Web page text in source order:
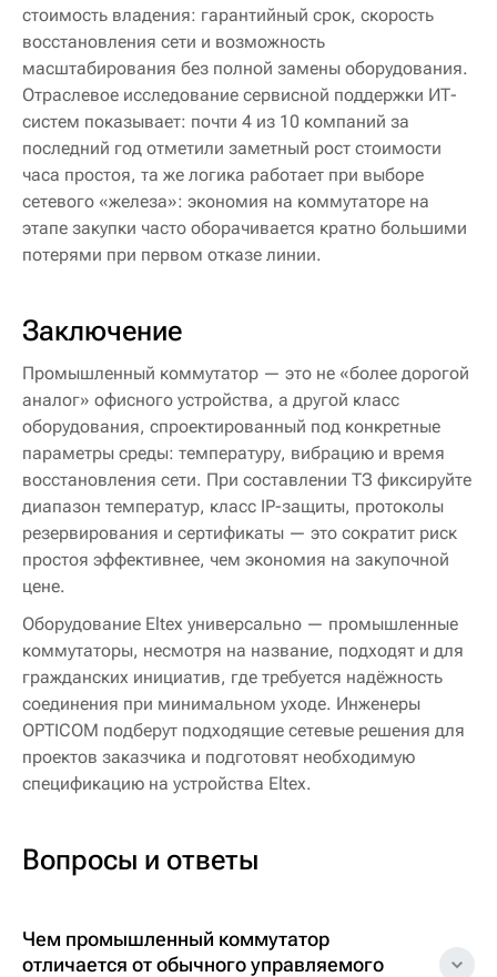
стоимость владения: гарантийный срок, скорость
восстановления сети и возможность
масштабирования без полной замены оборудования.
Отраслевое исследование сервисной поддержки ИТ-
систем показывает: почти 4 из 10 компаний за
последний год отметили заметный рост стоимости
часа простоя, та же логика работает при выборе
сетевого «железа»: экономия на коммутаторе на
этапе закупки часто оборачивается кратно большими
потерями при первом отказе линии.
Заключение
Промышленный коммутатор — это не «более дорогой
аналог» офисного устройства, а другой класс
оборудования, спроектированный под конкретные
параметры среды: температуру, вибрацию и время
восстановления сети. При составлении ТЗ фиксируйте
диапазон температур, класс IP-защиты, протоколы
резервирования и сертификаты — это сократит риск
простоя эффективнее, чем экономия на закупочной
цене.
Оборудование Eltex универсально — промышленные
коммутаторы, несмотря на название, подходят и для
гражданских инициатив, где требуется надёжность
соединения при минимальном уходе. Инженеры
OPTICOM подберут подходящие сетевые решения для
проектов заказчика и подготовят необходимую
спецификацию на устройства Eltex.
Вопросы и ответы
Чем промышленный коммутатор
отличается от обычного управляемого